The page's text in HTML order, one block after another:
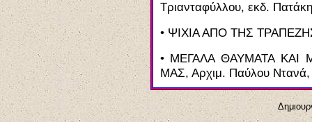
Τριανταφύλλου, εκδ.
• ΨΙΧΙΑ ΑΠΟ ΤΗΣ
• ΜΕΓΑΛΑ ΘΑΥΜΑΤΑ ΚΑΙ
ΜΑΣ, Αρχιμ. Παύλου Ντανά,